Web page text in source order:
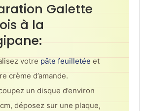
Galette
à la
votre pâte feuilletée et
crème d’amande.
un disque d’environ
déposez sur une plaque,